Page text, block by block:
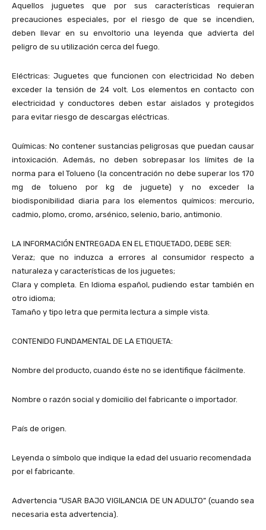
Aquellos juguetes que por sus características requieran
precauciones especiales, por el riesgo de que se incendien,
deben llevar en su envoltorio una leyenda que advierta del
peligro de su utilización cerca del fuego.
Eléctricas: Juguetes que funcionen con electricidad No deben
exceder la tensión de 24 volt. Los elementos en contacto con
electricidad y conductores deben estar aislados y protegidos
para evitar riesgo de descargas eléctricas.
Químicas: No contener sustancias peligrosas que puedan causar
intoxicación. Además, no deben sobrepasar los límites de la
norma para el Tolueno (la concentración no debe superar los 170
mg de tolueno por kg de juguete) y no exceder la
biodisponibilidad diaria para los elementos químicos: mercurio,
cadmio, plomo, cromo, arsénico, selenio, bario, antimonio.
LA INFORMACIÓN ENTREGADA EN EL ETIQUETADO, DEBE SER:
Veraz; que no induzca a errores al consumidor respecto a
naturaleza y características de los juguetes;
Clara y completa. En Idioma español, pudiendo estar también en
otro idioma;
Tamaño y tipo letra que permita lectura a simple vista.
CONTENIDO FUNDAMENTAL DE LA ETIQUETA:
Nombre del producto, cuando éste no se identifique fácilmente.
Nombre o razón social y domicilio del fabricante o importador.
País de origen.
Leyenda o símbolo que indique la edad del usuario recomendada
por el fabricante.
Advertencia “USAR BAJO VIGILANCIA DE UN ADULTO” (cuando sea
necesaria esta advertencia).